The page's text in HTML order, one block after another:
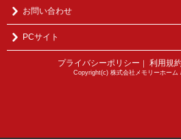
お問い合わせ
PCサイト
プライバシーポリシー ｜ 利用規
Copyright(c) 株式会社メモリーホーム